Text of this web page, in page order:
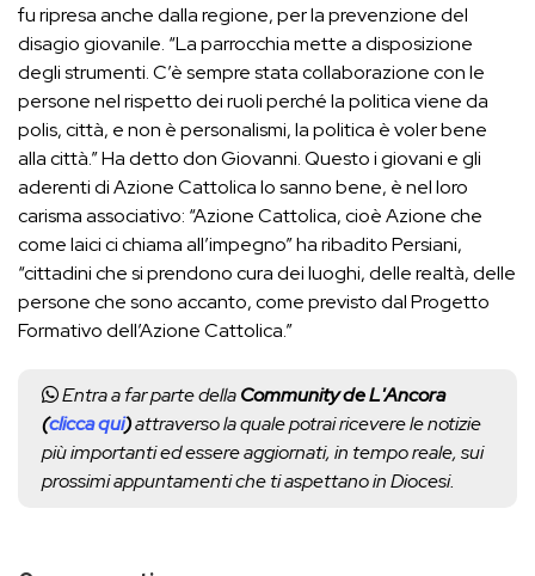
fu ripresa anche dalla regione, per la prevenzione del
disagio giovanile. “La parrocchia mette a disposizione
degli strumenti. C’è sempre stata collaborazione con le
persone nel rispetto dei ruoli perché la politica viene da
polis, città, e non è personalismi, la politica è voler bene
alla città.” Ha detto don Giovanni. Questo i giovani e gli
aderenti di Azione Cattolica lo sanno bene, è nel loro
carisma associativo: “Azione Cattolica, cioè Azione che
come laici ci chiama all’impegno” ha ribadito Persiani,
“cittadini che si prendono cura dei luoghi, delle realtà, delle
persone che sono accanto, come previsto dal Progetto
Formativo dell’Azione Cattolica.”
Entra a far parte dellaCommunity de L'Ancora
(clicca qui)attraverso la quale potrai ricevere le notizie
più importanti ed essere aggiornati, in tempo reale, sui
prossimi appuntamenti che ti aspettano in Diocesi.